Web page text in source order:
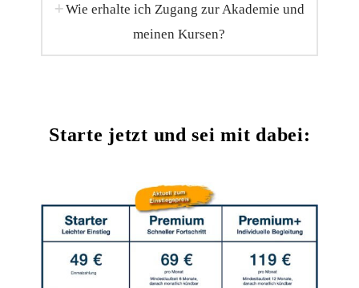
Wie erhalte ich Zugang zur Akademie und
meinen Kursen?
Starte jetzt und sei mit dabei: